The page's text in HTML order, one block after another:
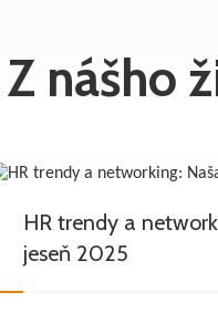
Z nášho
HR trendy a
jeseň 2025